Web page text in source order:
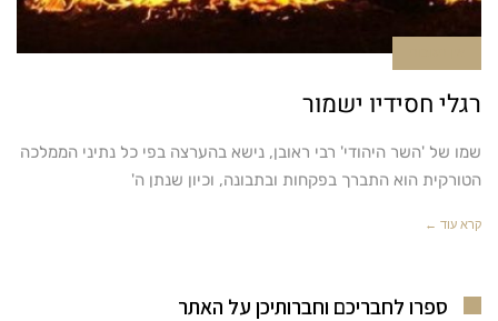
רגלי חסידיו ישמור
שמו של 'השר היהודי' רבי ראובן, נישא בהערצה בפי כל נתיני הממלכה
הטורקית הוא התברך בפקחות ובתבונה, וכיון שנתן ה'
קרא עוד ←
ספרו לחבריכם וחברותיכן על האתר